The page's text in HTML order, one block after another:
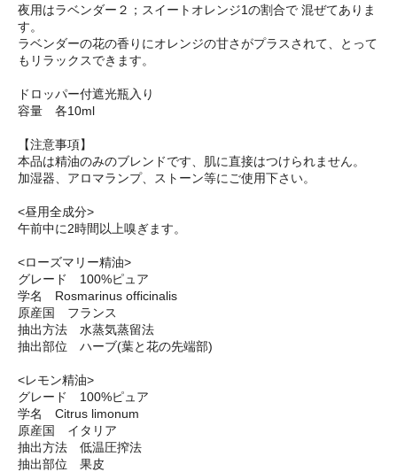
夜用はラベンダー２；スイートオレンジ1の割合で 混ぜてありま
す。
ラベンダーの花の香りにオレンジの甘さがプラスされて、とって
もリラックスできます。
ドロッパー付遮光瓶入り
容量 各10ml
【注意事項】
本品は精油のみのブレンドです、肌に直接はつけられません。
加湿器、アロマランプ、ストーン等にご使用下さい。
<昼用全成分>
午前中に2時間以上嗅ぎます。
<ローズマリー精油>
グレード 100%ピュア
学名 Rosmarinus officinalis
原産国 フランス
抽出方法 水蒸気蒸留法
抽出部位 ハーブ(葉と花の先端部)
<レモン精油>
グレード 100%ピュア
学名 Citrus limonum
原産国 イタリア
抽出方法 低温圧搾法
抽出部位 果皮